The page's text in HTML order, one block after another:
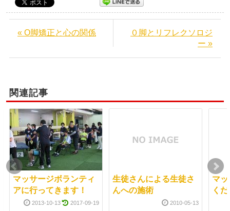
« O脚矯正と心の関係
０脚とリフレクソロジ
ー »
関連記事
マッサージボランティ
アに行ってきます！
2013-10-13 2017-09-19
生徒さんによる生徒さ
んへの施術
2010-05-13
マ
く